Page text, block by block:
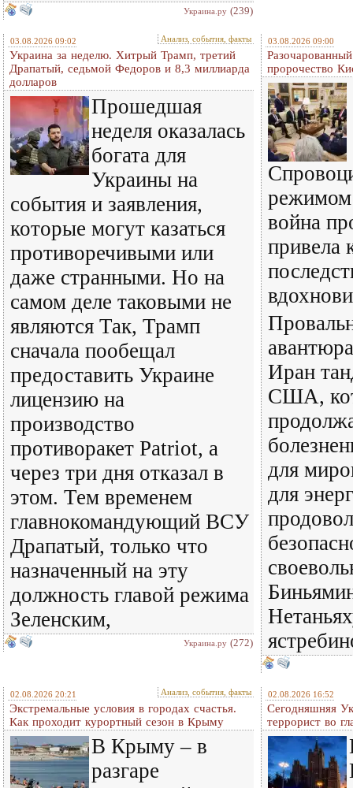
Украина.ру (239)
03.08.2026 09:02 Анализ, события, факты
Украина за неделю. Хитрый Трамп, третий
Драпатый, седьмой Федоров и 8,3 миллиарда
долларов
Прошедшая
неделя оказалась
богата для
Украины на
события и заявления,
которые могут казаться
противоречивыми или
даже странными. Но на
самом деле таковыми не
являются Так, Трамп
сначала пообещал
предоставить Украине
лицензию на
производство
противоракет Patriot, а
через три дня отказал в
этом. Тем временем
главнокомандующий ВСУ
Драпатый, только что
назначенный на эту
должность главой режима
Зеленским,
Украина.ру (272)
03.08.2026 09:00
пророчество
режимом
война
привела
Иран
США,
для
для
02.08.2026 20:21 Анализ, события, факты
Экстремальные условия в городах счастья.
Как проходит курортный сезон в Крыму
В Крыму – в
разгаре
02.08.2026 16:52
Сегодняшняя
террорист во